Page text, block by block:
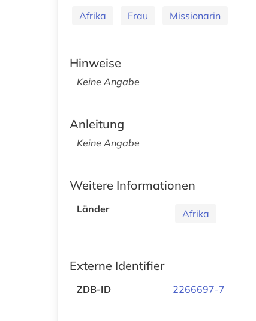
Afrika Frau Missionarin
Hinweise
Keine Angabe
Anleitung
Keine Angabe
Weitere Informationen
Länder Afrika
Externe Identifier
ZDB-ID 2266697-7